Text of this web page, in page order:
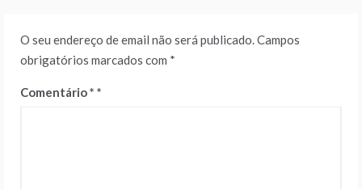
O seu endereço de email não será publicado.Campos
obrigatórios marcados com *
Comentário*